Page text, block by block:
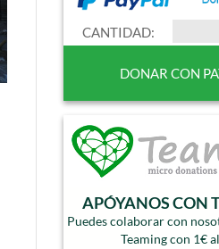
CANTIDAD:
APÓYANOS CON
Puedes colaborar con
Teaming con 1€